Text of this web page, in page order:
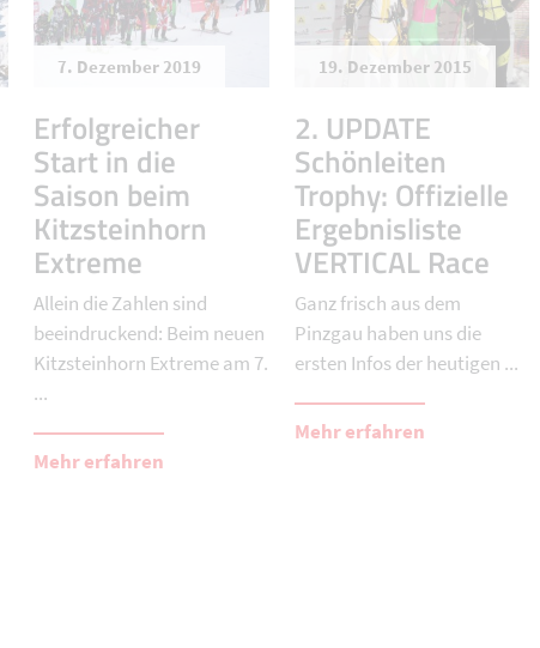
7. Dezember 2019
Erfolgreicher
Start in die
Saison beim
Kitzsteinhorn
Extreme
Allein die Zahlen sind
beeindruckend: Beim neuen
Kitzsteinhorn Extreme am 7.
...
Mehr erfahren
19. Dezember 2015
2. UPDATE
Schönleiten
Trophy: Offizielle
Ergebnisliste
VERTICAL Race
Ganz frisch aus dem
Pinzgau haben uns die
ersten Infos der heutigen ...
Mehr erfahren